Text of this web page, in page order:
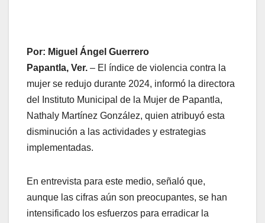
Por: Miguel Ángel Guerrero
Papantla, Ver. – El índice de violencia contra la
mujer se redujo durante 2024, informó la directora
del Instituto Municipal de la Mujer de Papantla,
Nathaly Martínez González, quien atribuyó esta
disminución a las actividades y estrategias
implementadas.
En entrevista para este medio, señaló que,
aunque las cifras aún son preocupantes, se han
intensificado los esfuerzos para erradicar la